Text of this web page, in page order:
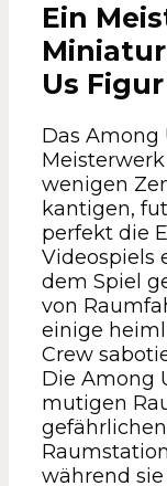
Ein
Us Figur
Das Among
wenigen
kantigen,
perfekt die
Videospiels
dem Spiel
von
einige
Crew
Die Among
mutigen
während